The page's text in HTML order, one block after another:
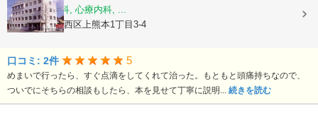
内科, 神経内科, 心療内科, ...
熊本県熊本市西区上熊本1丁目3-4
口コミ: 2件 5
めまいで行ったら、すぐ点滴をしてくれて治った。もともと頭痛持ちなので、
ついでにそちらの相談もしたら、本を見せて丁寧に説明... 続きを読む